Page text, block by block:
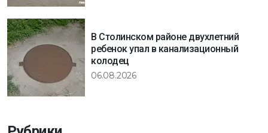
В Столинском районе двухлетний
ребенок упал в канализационный
колодец
06.08.2026